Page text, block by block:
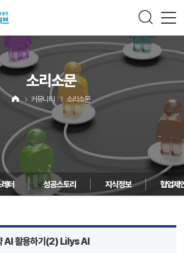
소리소문
커뮤니티 소리소문
터 성공스토리 지식정보 협업제
AI 활용하기(2) Lilys AI